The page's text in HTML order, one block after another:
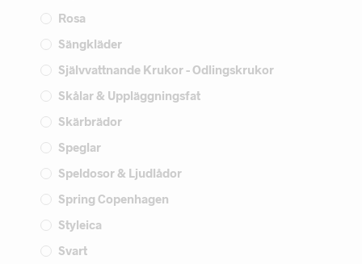
Rosa
Sängkläder
Självvattnande Krukor - Odlingskrukor
Skålar & Uppläggningsfat
Skärbrädor
Speglar
Speldosor & Ljudlådor
Spring Copenhagen
Styleica
Svart